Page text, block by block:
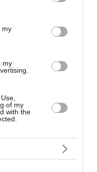
its third-party tags to
in below Google
my
my
of my
with the
μητέρα στα
τη φίλη της και
βοήθεια